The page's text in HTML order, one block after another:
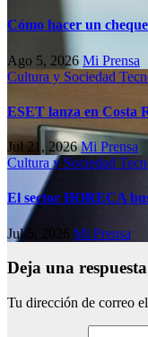
Cómo hacer un
Ago 5, 2026 Mi Prensa
Cultura y Sociedad
ESET lanza en Costa
Jul 21, 2026Mi Prensa
Cultura y Sociedad
El sector HORECA
Jul 5, 2026 Mi Prensa
Deja una respuesta
Tu dirección de correo